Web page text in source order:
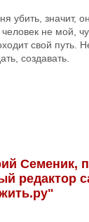
убить, значит,
не мой,
свой путь.
создавать.
Семеник,
редактор